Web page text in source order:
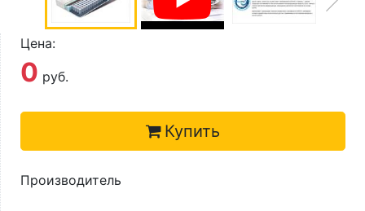
Контакты
Цена:
0 руб.
Купить
Производитель